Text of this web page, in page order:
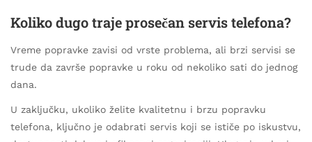
Koliko dugo traje prosečan servis telefona?
Vreme popravke zavisi od vrste problema, ali brzi servisi se
trude da završe popravke u roku od nekoliko sati do jednog
dana.
U zaključku, ukoliko želite kvalitetnu i brzu popravku
telefona, ključno je odabrati servis koji se ističe po iskustvu,